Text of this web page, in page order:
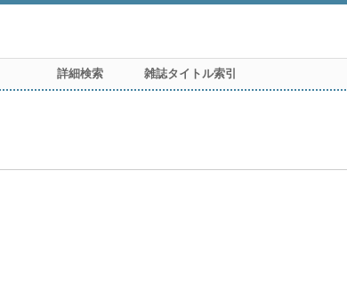
詳細検索 雑誌タイトル索引